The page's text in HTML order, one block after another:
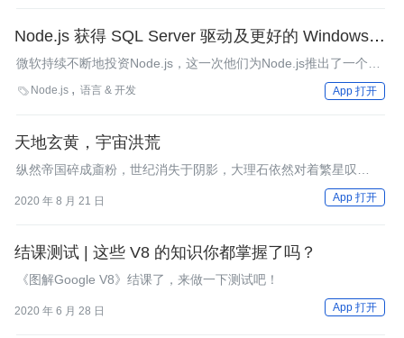
Node.js 获得 SQL Server 驱动及更好的 Windows 工
具
微软持续不断地投资Node.js，这一次他们为Node.js推出了一个新
的开源SQL Server驱动，并在WebMatrix中添加了新的针对Node
 Node.js 语言 & 开发 App 打开
天地玄黄，宇宙洪荒
纵然帝国碎成齑粉，世纪消失于阴影，大理石依然对着繁星叹
2020 年 8 月 21 日 App 打开
结课测试 | 这些 V8 的知识你都掌握了吗？
《图解Google V8》结课了，来做一下测试吧！
2020 年 6 月 28 日 App 打开